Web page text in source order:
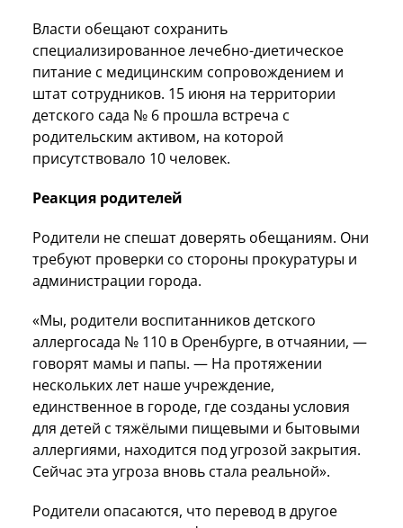
Власти обещают сохранить
специализированное лечебно-диетическое
питание с медицинским сопровождением и
штат сотрудников. 15 июня на территории
детского сада № 6 прошла встреча с
родительским активом, на которой
присутствовало 10 человек.
Реакция родителей
Родители не спешат доверять обещаниям. Они
требуют проверки со стороны прокуратуры и
администрации города.
«Мы, родители воспитанников детского
аллергосада № 110 в Оренбурге, в отчаянии, —
говорят мамы и папы. — На протяжении
нескольких лет наше учреждение,
единственное в городе, где созданы условия
для детей с тяжёлыми пищевыми и бытовыми
аллергиями, находится под угрозой закрытия.
Сейчас эта угроза вновь стала реальной».
Родители опасаются, что перевод в другое